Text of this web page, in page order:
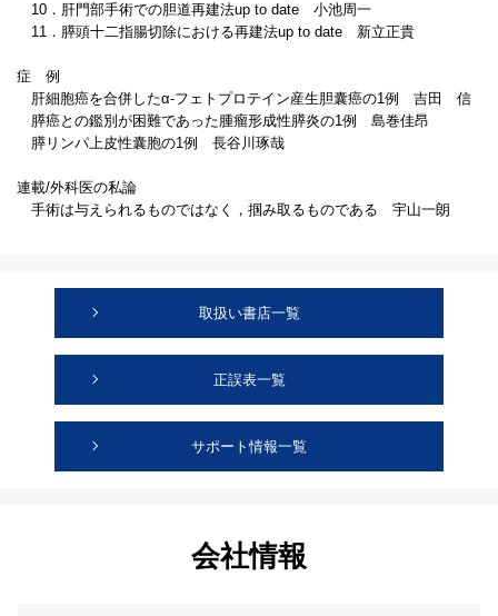
10．肝門部手術での胆道再建法up to date 小池周一
11．膵頭十二指腸切除における再建法up to date 新立正貴
症 例
肝細胞癌を合併したα-フェトプロテイン産生胆囊癌の1例 吉田 信
膵癌との鑑別が困難であった腫瘤形成性膵炎の1例 島巻佳昂
膵リンパ上皮性囊胞の1例 長谷川琢哉
連載/外科医の私論
手術は与えられるものではなく，掴み取るものである 宇山一朗
取扱い書店一覧
正誤表一覧
サポート情報一覧
会社情報